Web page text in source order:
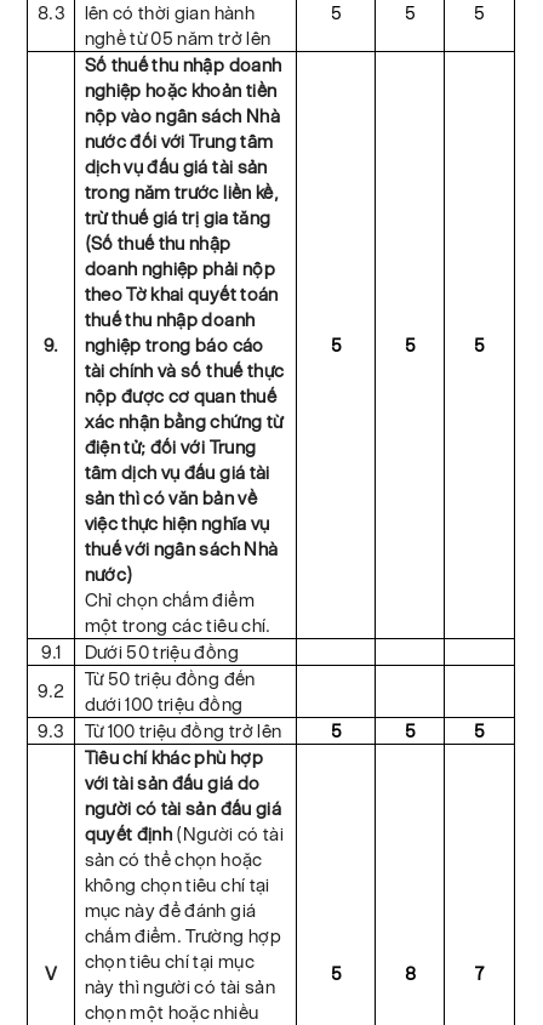
8.3
lên có thời gian hành
nghề từ 05 năm trở lên
5 5 5
9.
Số thuế thu nhập doanh
nghiệp hoặc khoản tiền
nộp vào ngân sách Nhà
nước đối với Trung tâm
dịch vụ đấu giá tài sản
trong năm trước liền kề,
trừ thuế giá trị gia tăng
(Số thuế thu nhập
doanh nghiệp phải nộp
theo Tờ khai quyết toán
thuế thu nhập doanh
nghiệp trong báo cáo
tài chính và số thuế thực
nộp được cơ quan thuế
xác nhận bằng chứng từ
điện tử; đối với Trung
tâm dịch vụ đấu giá tài
sản thì có văn bản về
việc thực hiện nghĩa vụ
thuế với ngân sách Nhà
nước)
Chỉ chọn chấm điểm
một trong các tiêu chí.
5 5 5
9.1
Dưới 50 triệu đồng
9.2
Từ 50 triệu đồng đến
dưới 100 triệu đồng
9.3
Từ 100 triệu đồng trở lên 5 5 5
V
Tiêu chí khác phù hợp
với tài sản đấu giá do
người có tài sản đấu giá
quyết định (Người có tài
sản có thể chọn hoặc
không chọn tiêu chí tại
mục này để đánh giá
chấm điểm. Trường hợp
chọn tiêu chí tại mục
này thì người có tài sản
chọn một hoặc nhiều
5 8 7